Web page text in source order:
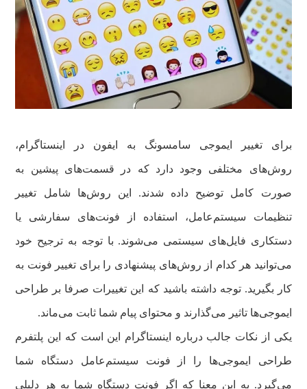
برای تغییر ایموجی سامسونگ به ایفون در اینستاگرام،
روش‌های مختلفی وجود دارد که در قسمت‌های پیشین به
صورت کامل توضیح داده شدند. این روش‌ها شامل تغییر
تنظیمات سیستم‌عامل، استفاده از فونت‌های سفارشی یا
دستکاری فایل‌های سیستمی می‌شوند. با توجه به ترجیح خود
می‌توانید هر کدام از روش‌های پیشنهادی را برای تغییر فونت به
کار بگیرید. توجه داشته باشید که این تغییرات صرفا بر طراحی
ایموجی‌ها تاثیر می‌گذارند و محتوای پیام شما ثابت می‌ماند.
یکی از نکات جالب درباره اینستاگرام این است که این پلتفرم
طراحی ایموجی‌ها را از فونت سیستم‌عامل دستگاه شما
می‌گیرد. به این معنا که اگر فونت دستگاه شما به هر دلیلی